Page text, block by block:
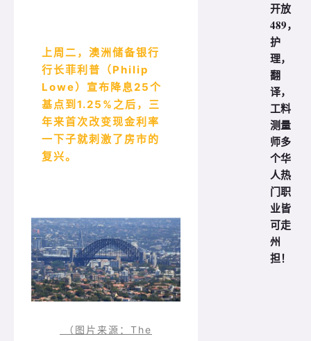
上周二，澳洲储备银行
行长菲利普（Philip
Lowe）宣布降息25个
基点到1.25%之后，三
年来首次改变现金利率
一下子就刺激了房市的
复兴。
（图片来源：The
开放
489，
护
理，
翻
译，
工料
测量
师多
个华
人热
门职
业皆
可走
州
担！